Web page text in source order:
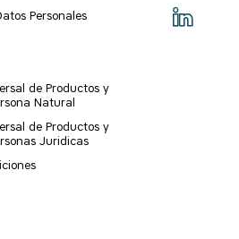
Personales
de Productos y
Natural
de Productos y
Juridicas